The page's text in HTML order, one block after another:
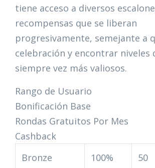
tiene acceso a diversos
recompensas que se liberan
progresivamente, semejante a
celebración y encontrar niveles
siempre vez más valiosos.
Rango de Usuario
Bonificación Base
Rondas Gratuitos Por Mes
Cashback
Bronze
100% 50